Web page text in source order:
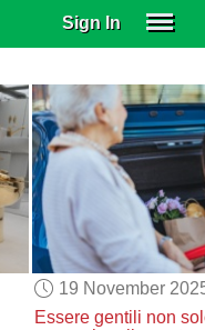
Sign In
19 November
Essere gentili non